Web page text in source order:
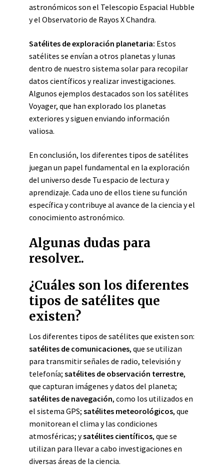
astronómicos son el Telescopio Espacial Hubble
y el Observatorio de Rayos X Chandra.
Satélites de exploración planetaria: Estos
satélites se envían a otros planetas y lunas
dentro de nuestro sistema solar para recopilar
datos científicos y realizar investigaciones.
Algunos ejemplos destacados son los satélites
Voyager, que han explorado los planetas
exteriores y siguen enviando información
valiosa.
En conclusión, los diferentes tipos de satélites
juegan un papel fundamental en la exploración
del universo desde Tu espacio de lectura y
aprendizaje. Cada uno de ellos tiene su función
específica y contribuye al avance de la ciencia y el
conocimiento astronómico.
Algunas dudas para
resolver..
¿Cuáles son los diferentes
tipos de satélites que
existen?
Los diferentes tipos de satélites que existen son:
satélites de comunicaciones, que se utilizan
para transmitir señales de radio, televisión y
telefonía; satélites de observación terrestre,
que capturan imágenes y datos del planeta;
satélites de navegación, como los utilizados en
el sistema GPS; satélites meteorológicos, que
monitorean el clima y las condiciones
atmosféricas; ysatélites científicos, que se
utilizan para llevar a cabo investigaciones en
diversas áreas de la ciencia.